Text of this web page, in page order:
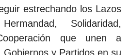
estrechando los Lazos
Solidaridad,
que unen a
Gobiernos y Partidos en su